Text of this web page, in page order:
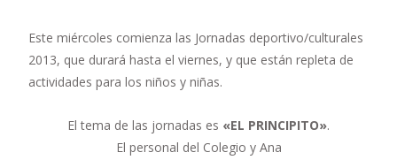
Este miércoles comienza las Jornadas deportivo/culturales
2013, que durará hasta el viernes, y que están repleta de
actividades para los niños y niñas.
El tema de las jornadas es «EL PRINCIPITO».
El personal del Colegio y Ana